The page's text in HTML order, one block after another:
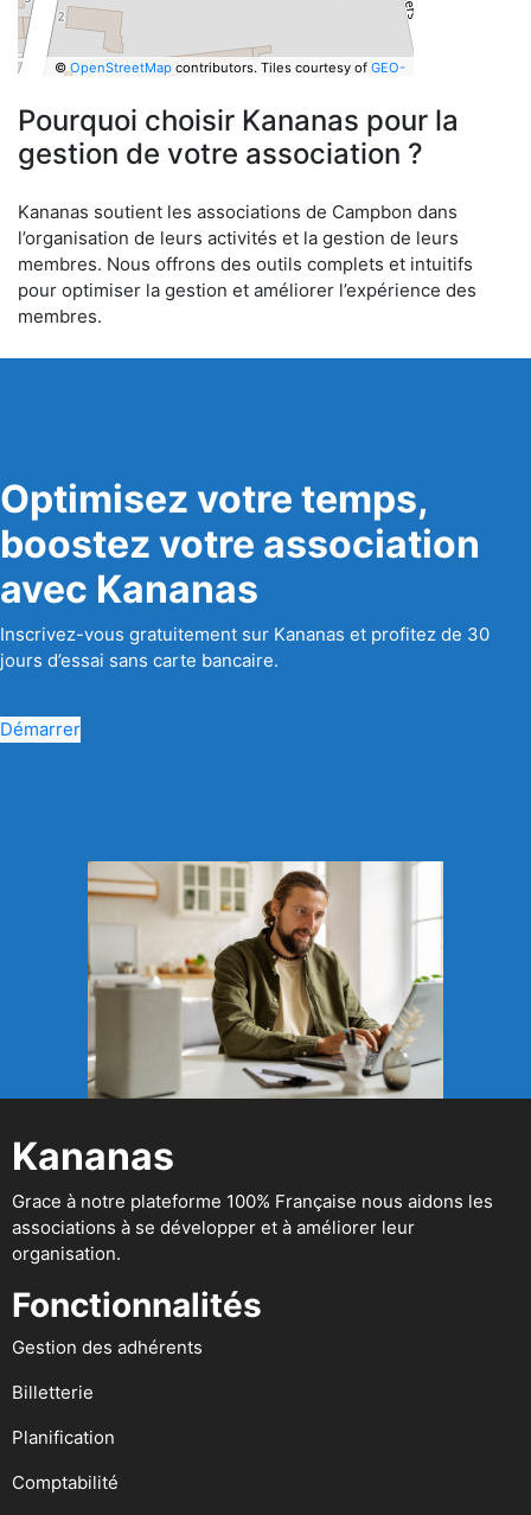
© OpenStreetMapcontributors. Tiles courtesy of GEO-
Pourquoi choisir Kananas pour la
gestion de votre association ?
Kananas soutient les associations de Campbon dans
l’organisation de leurs activités et la gestion de leurs
membres. Nous offrons des outils complets et intuitifs
pour optimiser la gestion et améliorer l’expérience des
membres.
Optimisez votre temps,
boostez votre association
avec Kananas
Inscrivez-vous gratuitement sur Kananas et profitez de 30
jours d’essai sans carte bancaire.
Démarrer
Kananas
Grace à notre plateforme 100% Française nous aidons les
associations à se développer et à améliorer leur
organisation.
Fonctionnalités
Gestion des adhérents
Billetterie
Planification
Comptabilité